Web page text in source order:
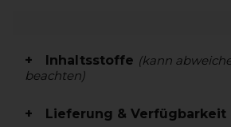
Inhaltsstoffe (kann
beachten)
Lieferung & Verfügbarkeit